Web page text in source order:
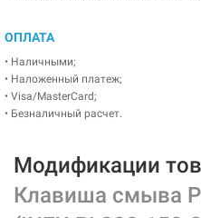
ОПЛАТА
• Наличными;
• Наложенный платеж;
• Visa/MasterCard;
• Безналичный расчет.
Модификации
Клавиша смыва